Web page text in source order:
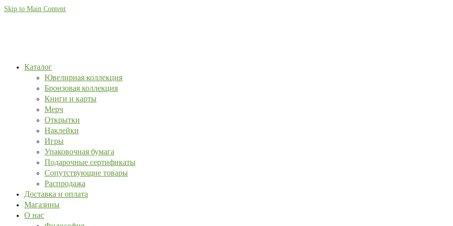
Skip to Main Content
Каталог
Ювелирная коллекция
Бронзовая коллекция
Книги и карты
Мерч
Открытки
Наклейки
Игры
Упаковочная бумага
Подарочные сертификаты
Сопутствующие товары
Распродажа
Доставка и оплата
Магазины
О нас